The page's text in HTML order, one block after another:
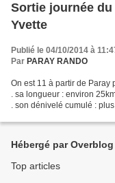
Sortie journée du
Yvette
Publié le 04/10/2014 à
Par PARAY RANDO
On est 11 à partir de Paray
. sa longueur : environ
. son dénivelé cumulé :
Hébergé par Overblog
Top articles